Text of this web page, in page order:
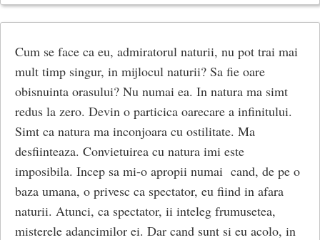
Cum se face ca eu, admiratorul naturii, nu pot trai mai
mult timp singur, in mijlocul naturii? Sa fie oare
obisnuinta orasului? Nu numai ea. In natura ma simt
redus la zero. Devin o particica oarecare a infinitului.
Simt ca natura ma inconjoara cu ostilitate. Ma
desfiinteaza. Convietuirea cu natura imi este
imposibila. Incep sa mi-o apropii numai cand, de pe o
baza umana, o privesc ca spectator, eu fiind in afara
naturii. Atunci, ca spectator, ii inteleg frumusetea,
misterele adancimilor ei. Dar cand sunt si eu acolo, in